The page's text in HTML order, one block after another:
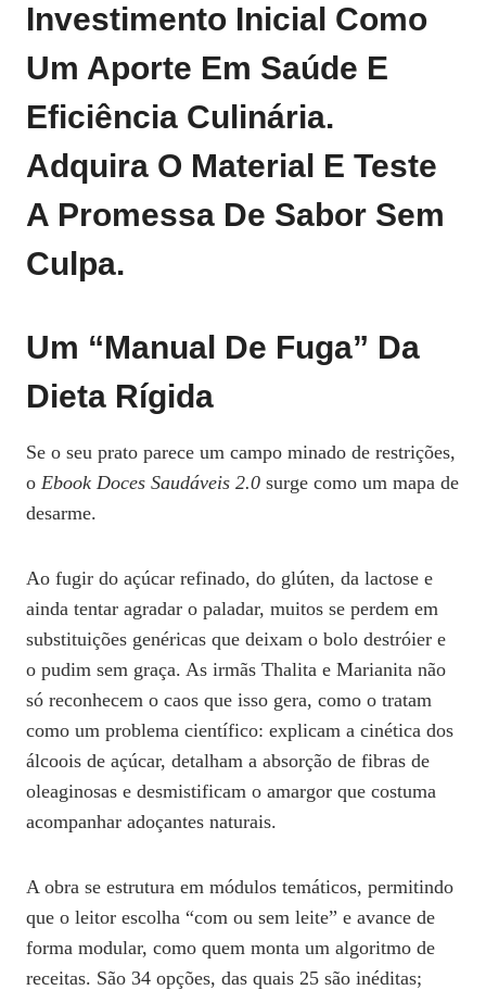
Investimento Inicial Como
Um Aporte Em Saúde E
Eficiência Culinária.
Adquira O Material E Teste
A Promessa De Sabor Sem
Culpa.
Um “manual De Fuga” Da
Dieta Rígida
Se o seu prato parece um campo minado de restrições,
o Ebook Doces Saudáveis 2.0 surge como um mapa de
desarme.
Ao fugir do açúcar refinado, do glúten, da lactose e
ainda tentar agradar o paladar, muitos se perdem em
substituições genéricas que deixam o bolo destróier e
o pudim sem graça. As irmãs Thalita e Marianita não
só reconhecem o caos que isso gera, como o tratam
como um problema científico: explicam a cinética dos
álcoois de açúcar, detalham a absorção de fibras de
oleaginosas e desmistificam o amargor que costuma
acompanhar adoçantes naturais.
A obra se estrutura em módulos temáticos, permitindo
que o leitor escolha “com ou sem leite” e avance de
forma modular, como quem monta um algoritmo de
receitas. São 34 opções, das quais 25 são inéditas;